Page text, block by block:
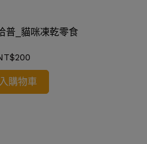
普_貓咪凍乾零食
購物車